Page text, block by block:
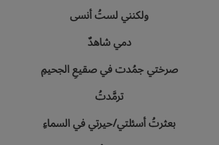
ولكنني‭ ‬لستُ‭ ‬أنسى
دمي‭ ‬شاهدٌ
صرختي‭ ‬جمُدت‭ ‬في‭ ‬صقيعِ‭ ‬الجحيمِ
ترمَّدتُ
بعثرتُ‭ ‬أسئلتي‭/‬حيرتي‭ ‬في‭ ‬السماءِ